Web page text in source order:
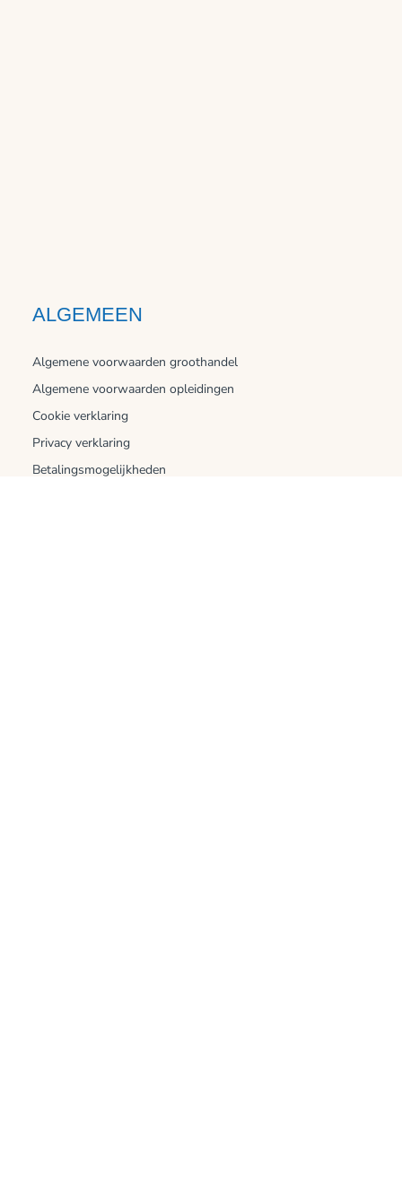
ALGEMEEN
Algemene voorwaarden groothandel
Algemene voorwaarden opleidingen
Cookie verklaring
Privacy verklaring
Betalingsmogelijkheden